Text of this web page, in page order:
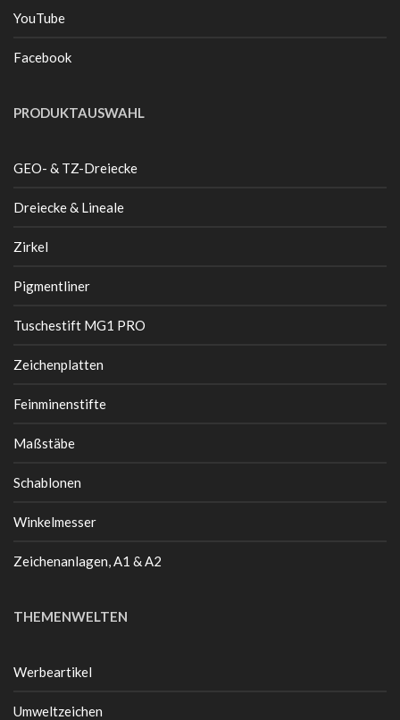
YouTube
Facebook
PRODUKTAUSWAHL
GEO- & TZ-Dreiecke
Dreiecke & Lineale
Zirkel
Pigmentliner
Tuschestift MG1 PRO
Zeichenplatten
Feinminenstifte
Maßstäbe
Schablonen
Winkelmesser
Zeichenanlagen, A1 & A2
THEMENWELTEN
Werbeartikel
Umweltzeichen